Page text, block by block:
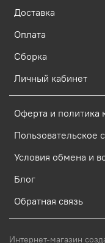
Доставка
Оплата
Сборка
Личный кабинет
Оферта и политика
Пользовательское
Условия обмена и
Блог
Обратная связь
Интернет-магазин